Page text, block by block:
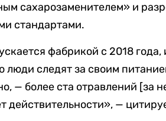
сахарозаменителем» и
стандартами.
фабрикой с 2018 года,
люди следят за своим
— более ста отравлений [за
действительности», —